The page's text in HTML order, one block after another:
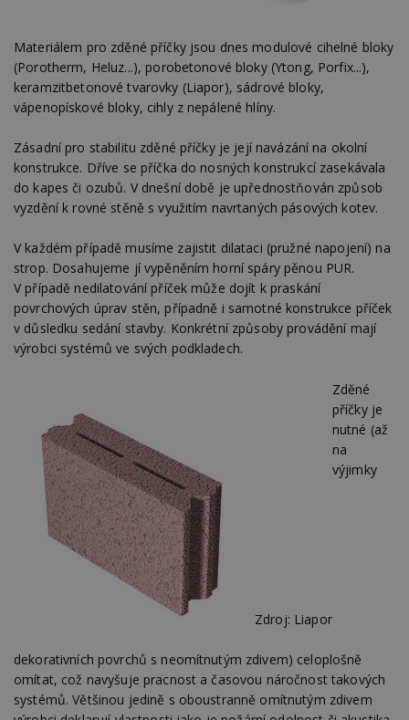
Materiálem pro zděné příčky jsou dnes modulové cihelné bloky
(Porotherm, Heluz...), porobetonové bloky (Ytong, Porfix...),
keramzitbetonové tvarovky (Liapor), sádrové bloky,
vápenopískové bloky, cihly z nepálené hlíny.
Zásadní pro stabilitu zděné příčky je její navázání na okolní
konstrukce. Dříve se příčka do nosných konstrukcí zasekávala
do kapes či ozubů. V dnešní době je upřednostňován způsob
vyzdění k rovné stěně s využitím navrtaných pásových kotev.
V každém případě musíme zajistit dilataci (pružné napojení) na
strop. Dosahujeme jí vypěněním horní spáry pěnou PUR.
V případě nedilatování příček může dojít k praskání
povrchových úprav stěn, případně i samotné konstrukce příček
v důsledku sedání stavby. Konkrétní způsoby provádění mají
výrobci systémů ve svých podkladech.
Zdroj: Liapor
Zděné
příčky je
nutné (až
na
výjimky
dekorativních povrchů s neomítnutým zdivem) celoplošně
omítat, což navyšuje pracnost a časovou náročnost takových
systémů. Většinou jedině s oboustranně omítnutým zdivem